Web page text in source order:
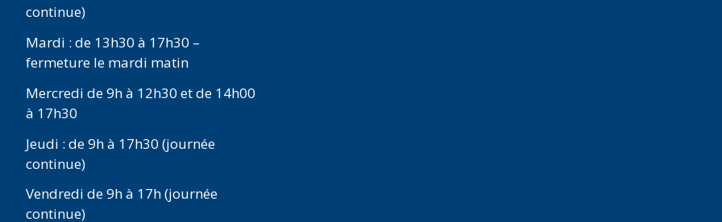
continue)
Mardi : de 13h30 à 17h30 –
fermeture le mardi matin
Mercredi de 9h à 12h30 et de 14h00
à 17h30
Jeudi : de 9h à 17h30 (journée
continue)
Vendredi de 9h à 17h (journée
continue)